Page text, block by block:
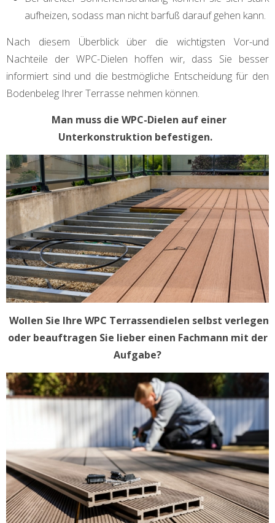
aufheizen, sodass man nicht barfuß darauf gehen kann.
Nach diesem Überblick über die wichtigsten Vor-und
Nachteile der WPC-Dielen hoffen wir, dass Sie besser
informiert sind und die bestmögliche Entscheidung für den
Bodenbeleg Ihrer Terrasse nehmen können.
Man muss die WPC-Dielen auf einer
Unterkonstruktion befestigen.
Wollen Sie Ihre WPC Terrassendielen selbst verlegen
oder beauftragen Sie lieber einen Fachmann mit der
Aufgabe?